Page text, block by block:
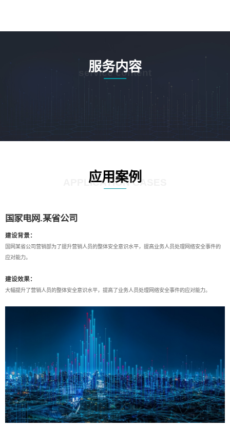
服务内容
service content
应用案例
APPLICATION CASES
国家电网.某省公司
建设背景：
国网某省公司营销部为了提升营销人员的整体安全意识水平，提高业务人员处理网络安全事件的
应对能力。
建设效果：
大幅提升了营销人员的整体安全意识水平，提高了业务人员处理网络安全事件的应对能力。